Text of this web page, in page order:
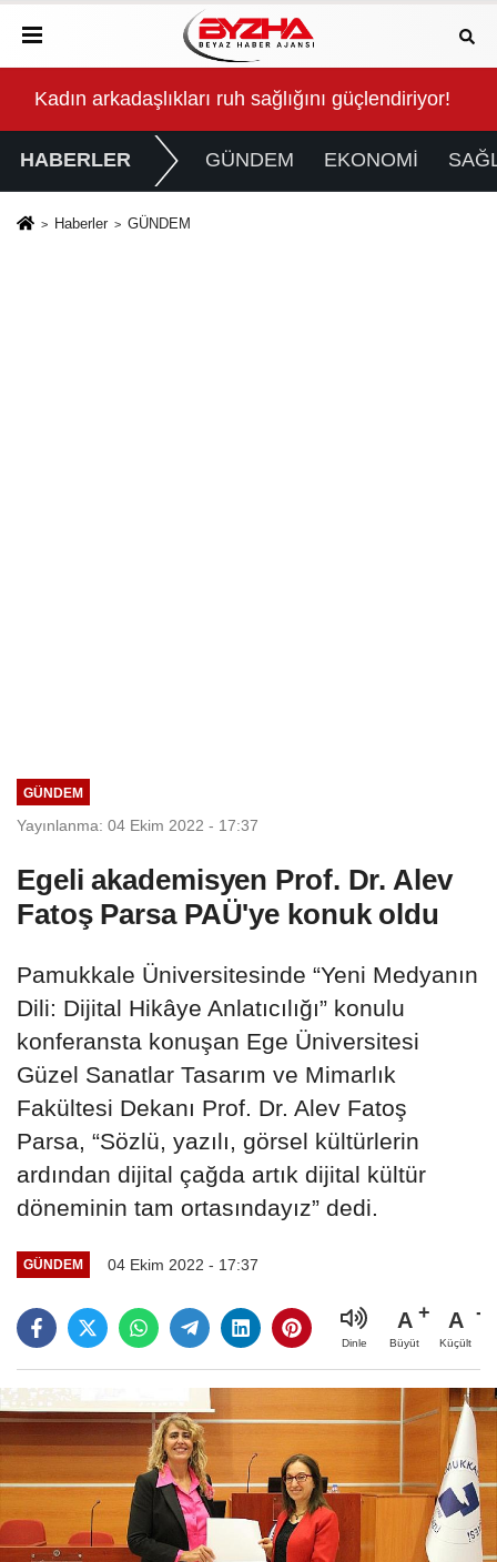
O İlçede Camiler Çocuklarla Doldu Taştı
HABERLER GÜNDEM EKONOMİ
Haberler GÜNDEM
GÜNDEM
Yayınlanma: 04 Ekim 2022 - 17:37
Egeli akademisyen Prof. Dr. Alev
Fatoş Parsa PAÜ'ye konuk oldu
Pamukkale Üniversitesinde “Yeni Medyanın
Dili: Dijital Hikâye Anlatıcılığı” konulu
konferansta konuşan Ege Üniversitesi
Güzel Sanatlar Tasarım ve Mimarlık
Fakültesi Dekanı Prof. Dr. Alev Fatoş
Parsa, “Sözlü, yazılı, görsel kültürlerin
ardından dijital çağda artık dijital kültür
döneminin tam ortasındayız” dedi.
GÜNDEM 04 Ekim 2022 - 17:37
Dinle
A
Büyüt
A
Küçült